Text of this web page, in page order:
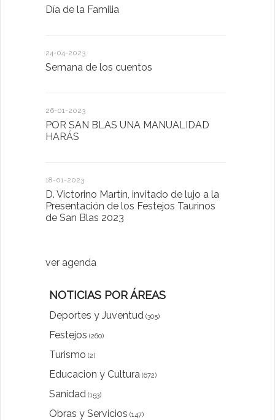
Día de la Familia
24-04-2023
Semana de los cuentos
26-01-2023
POR SAN BLAS UNA MANUALIDAD
HARÁS
18-01-2023
D. Victorino Martín, invitado de lujo a la
Presentación de los Festejos Taurinos
de San Blas 2023
ver agenda
NOTICIAS POR ÁREAS
Deportes y Juventud (305)
Festejos (260)
Turismo (2)
Educacion y Cultura (672)
Sanidad (153)
Obras y Servicios (147)